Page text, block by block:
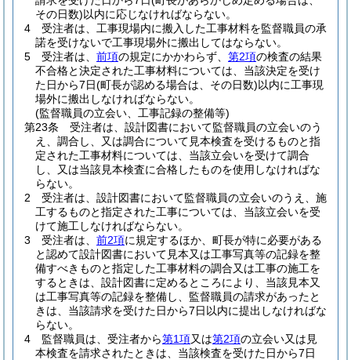
その日数)以内に応じなければならない。
4
受注者は、工事現場内に搬入した工事材料を監督職員の承
諾を受けないで工事現場外に搬出してはならない。
5
受注者は、 前項の規定にかかわらず、 第2項の検査の結果
不合格と決定された工事材料については、当該決定を受け
た日から7日(町長が認める場合は、その日数)以内に工事現
場外に搬出しなければならない。
(監督職員の立会い、工事記録の整備等)
第23条
受注者は、設計図書において監督職員の立会いのう
え、調合し、又は調合について見本検査を受けるものと指
定された工事材料については、当該立会いを受けて調合
し、又は当該見本検査に合格したものを使用しなければな
らない。
2
受注者は、設計図書において監督職員の立会いのうえ、施
工するものと指定された工事については、当該立会いを受
けて施工しなければならない。
3
受注者は、 前2項に規定するほか、町長が特に必要がある
と認めて設計図書において見本又は工事写真等の記録を整
備すべきものと指定した工事材料の調合又は工事の施工を
するときは、設計図書に定めるところにより、当該見本又
は工事写真等の記録を整備し、監督職員の請求があったと
きは、当該請求を受けた日から7日以内に提出しなければな
らない。
4
監督職員は、受注者から第1項又は第2項の立会い又は見
本検査を請求されたときは、当該検査を受けた日から7日